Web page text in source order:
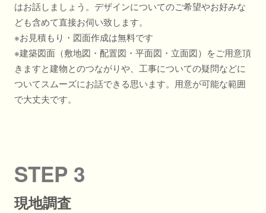
はお話しましょう。デザインについてのご希望やお好みな
ども含めて直接お伺い致します。
※お見積もり・図面作成は無料です
※建築図面（敷地図・配置図・平面図・立面図）をご用意頂
きますと建物とのつながりや、工事についての疑問などに
ついてスムーズにお話できる思います。用意が可能な範囲
で大丈夫です。
STEP 3
現地調査